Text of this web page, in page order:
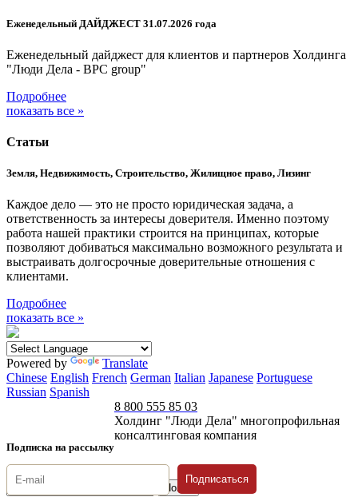
Еженедельный ДАЙДЖЕСТ 31.07.2026 года
Еженедельный дайджест для клиентов и партнеров Холдинга
"Люди Дела - BPC group"
Подробнее
показать все »
Статьи
Земля, Недвижимость, Строительство, Жилищное право, Лизинг
Каждое дело — это не просто юридическая задача, а
ответственность за интересы доверителя. Именно поэтому
работа нашей практики строится на принципах, которые
позволяют добиваться максимально возможного результата и
выстраивать долгосрочные доверительные отношения с
клиентами.
Подробнее
показать все »
Powered by
Translate
Chinese English French German Italian Japanese Portuguese
Russian Spanish
Подписка на рассылку
8 800 555 85 03
Холдинг "Люди Дела" многопрофильная
консалтинговая компания
Подписаться